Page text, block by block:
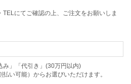
にてご確認の上、ご注文をお願いしま
み」「代引き」(30万円以内)
払い可能）からお選びいただけます。